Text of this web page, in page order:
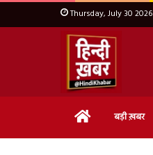
Thursday, July 30 2026
Home बड़ी ख़बर